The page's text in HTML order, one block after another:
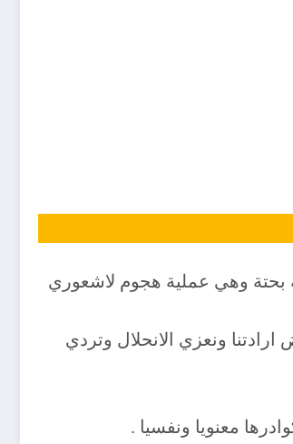
بحتة وهي عملية هجوم لاشعوري
ونعزي الانحلال وتردي
معنويا ونفسيا .